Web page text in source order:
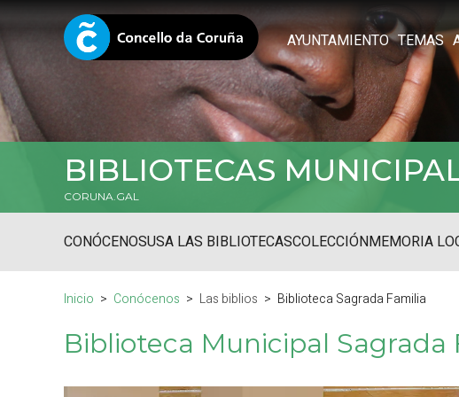
AYUNTAMIENTO TEMAS
BIBLIOTECAS
CORUNA.GAL
CONÓCENOSUSA LAS BIBLIOTECASCOLECCIÓNMEMORIA
Inicio Conócenos Las biblios Biblioteca Sagrada Familia
Biblioteca Municipal Sagrada